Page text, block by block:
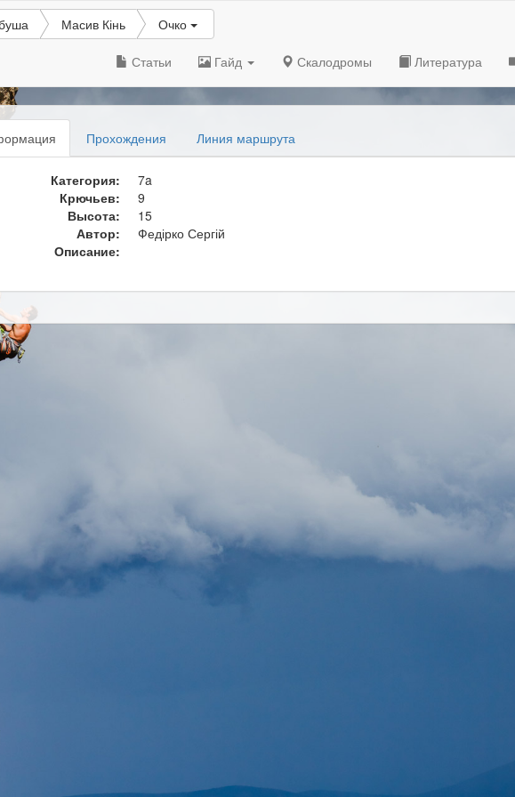
Масив Кінь Очко
Статьи Гайд Скалодромы Литература
Прохождения Линия маршрута
Категория:
7a
Крючьев:
9
Высота:
15
Автор:
Федірко Сергій
Описание: